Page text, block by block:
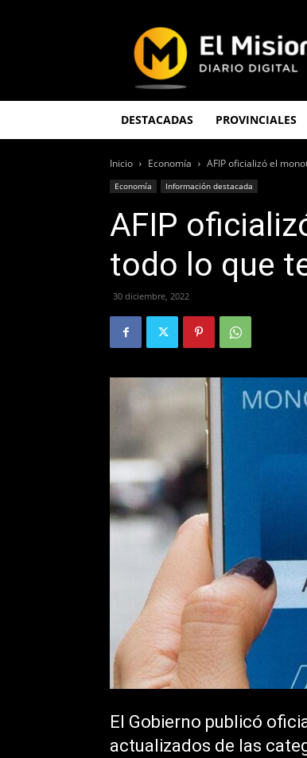
Misionero
DESTACADAS PROVINCIALES
Inicio Economía AFIP oficializó el
Economía Información destacada
AFIP
todo lo que
30 diciembre, 2022
El Gobierno publicó
actualizados de las